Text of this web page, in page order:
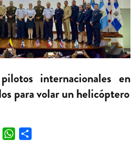
internacionales en
para volar un helicóptero
Email WhatsApp